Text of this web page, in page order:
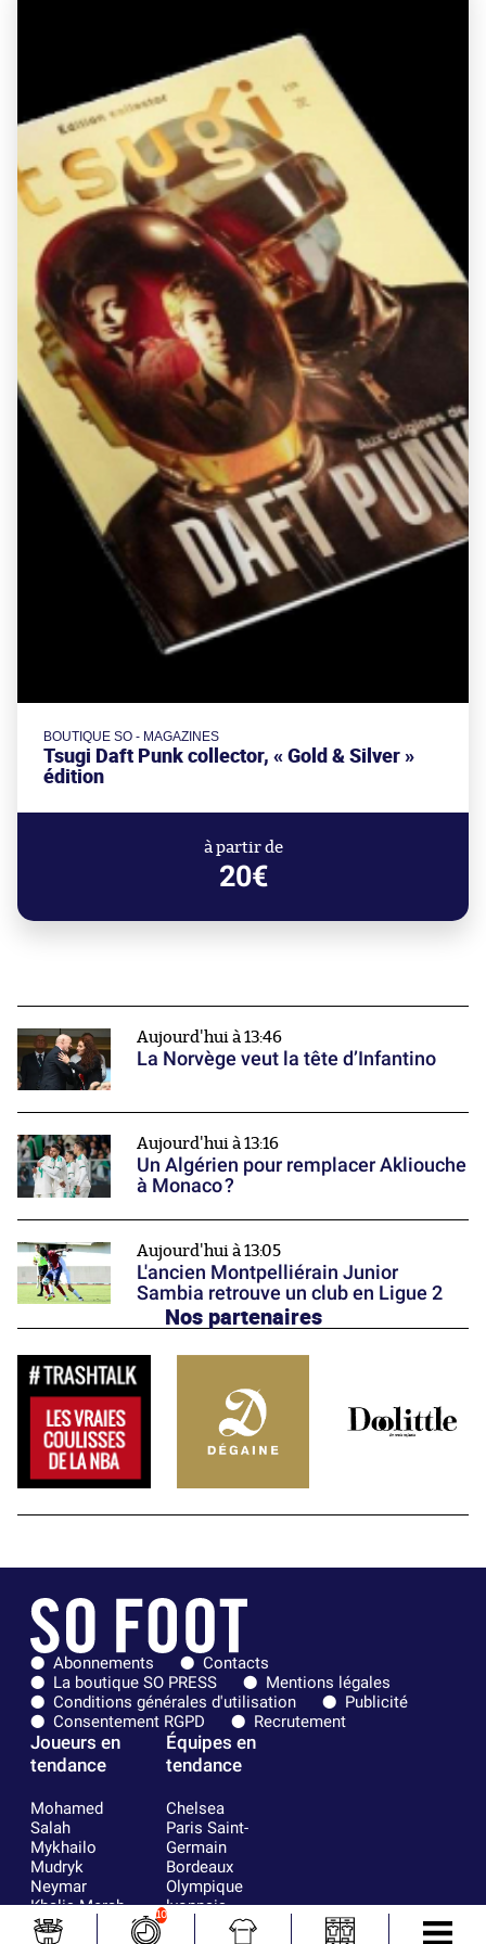
BOUTIQUE SO - MAGAZINES
Tsugi Daft Punk collector, « Gold & Silver »
édition
à partir de
20€
Aujourd'hui à 13:46
La Norvège veut la tête d’Infantino
Aujourd'hui à 13:16
Un Algérien pour remplacer Akliouche
à Monaco ?
Aujourd'hui à 13:05
L'ancien Montpelliérain Junior
Sambia retrouve un club en Ligue 2
Nos partenaires
Abonnements
Contacts
La boutique SO PRESS
Mentions légales
Conditions générales d'utilisation
Publicité
Consentement RGPD
Recrutement
Joueurs en
tendance
Mohamed
Salah
Mykhailo
Mudryk
Neymar
Khalis Merah
Loïs Openda
Équipes en
tendance
Chelsea
Paris Saint-
Germain
Bordeaux
Olympique
lyonnais
FIFA
10